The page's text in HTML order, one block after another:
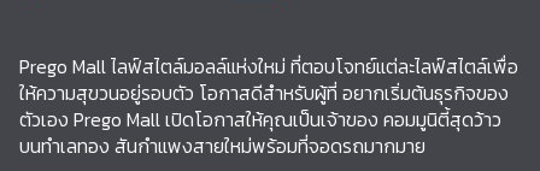
Prego Mall ไลฟ์สไตล์มอลล์แห่งใหม่ ที่ตอบโจทย์แต่ละไลฟ์สไตล์เพื่อ
ให้ความสุขวนอยู่รอบตัว โอกาสดีสำหรับผู้ที่ อยากเริ่มต้นธุรกิจของ
ตัวเอง Prego Mall เปิดโอกาสให้คุณเป็นเจ้าของ คอมมูนิตี้สุดว้าว
บนทำเลทอง สันกำแพงสายใหม่พร้อมที่จอดรถมากมาย